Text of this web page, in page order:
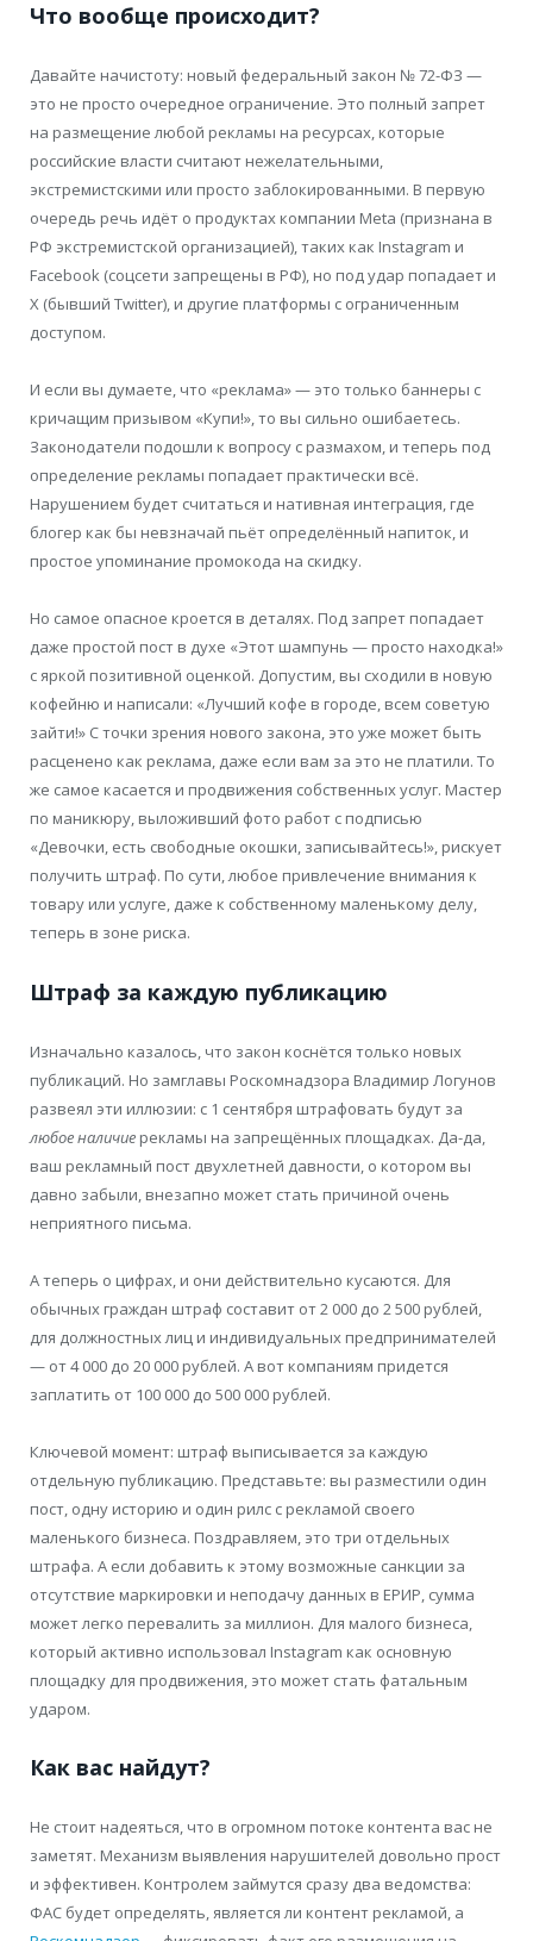
Что вообще происходит?
Давайте начистоту: новый федеральный закон № 72-ФЗ —
это не просто очередное ограничение. Это полный запрет
на размещение любой рекламы на ресурсах, которые
российские власти считают нежелательными,
экстремистскими или просто заблокированными. В первую
очередь речь идёт о продуктах компании Meta (признана в
РФ экстремистской организацией), таких как Instagram и
Facebook (соцсети запрещены в РФ), но под удар попадает и
X (бывший Twitter), и другие платформы с ограниченным
доступом.
И если вы думаете, что «реклама» — это только баннеры с
кричащим призывом «Купи!», то вы сильно ошибаетесь.
Законодатели подошли к вопросу с размахом, и теперь под
определение рекламы попадает практически всё.
Нарушением будет считаться и нативная интеграция, где
блогер как бы невзначай пьёт определённый напиток, и
простое упоминание промокода на скидку.
Но самое опасное кроется в деталях. Под запрет попадает
даже простой пост в духе «Этот шампунь — просто находка!»
с яркой позитивной оценкой. Допустим, вы сходили в новую
кофейню и написали: «Лучший кофе в городе, всем советую
зайти!» С точки зрения нового закона, это уже может быть
расценено как реклама, даже если вам за это не платили. То
же самое касается и продвижения собственных услуг. Мастер
по маникюру, выложивший фото работ с подписью
«Девочки, есть свободные окошки, записывайтесь!», рискует
получить штраф. По сути, любое привлечение внимания к
товару или услуге, даже к собственному маленькому делу,
теперь в зоне риска.
Штраф за каждую публикацию
Изначально казалось, что закон коснётся только новых
публикаций. Но замглавы Роскомнадзора Владимир Логунов
развеял эти иллюзии: с 1 сентября штрафовать будут за
любое наличие рекламы на запрещённых площадках. Да-да,
ваш рекламный пост двухлетней давности, о котором вы
давно забыли, внезапно может стать причиной очень
неприятного письма.
А теперь о цифрах, и они действительно кусаются. Для
обычных граждан штраф составит от 2 000 до 2 500 рублей,
для должностных лиц и индивидуальных предпринимателей
— от 4 000 до 20 000 рублей. А вот компаниям придется
заплатить от 100 000 до 500 000 рублей.
Ключевой момент: штраф выписывается за каждую
отдельную публикацию. Представьте: вы разместили один
пост, одну историю и один рилс с рекламой своего
маленького бизнеса. Поздравляем, это три отдельных
штрафа. А если добавить к этому возможные санкции за
отсутствие маркировки и неподачу данных в ЕРИР, сумма
может легко перевалить за миллион. Для малого бизнеса,
который активно использовал Instagram как основную
площадку для продвижения, это может стать фатальным
ударом.
Как вас найдут?
Не стоит надеяться, что в огромном потоке контента вас не
заметят. Механизм выявления нарушителей довольно прост
и эффективен. Контролем займутся сразу два ведомства:
ФАС будет определять, является ли контент рекламой, а